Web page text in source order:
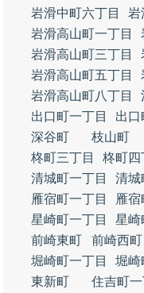
岩滑中町六丁目
岩
岩滑高山町一丁目
岩滑高山町三丁目
岩滑高山町五丁目
岩滑高山町八丁目
出口町一丁目
出口
深谷町
枝山町
柊町三丁目
柊町四
清城町一丁目
清城
雁宿町一丁目
雁宿
星崎町一丁目
星崎
前崎東町
前崎西町
堀崎町一丁目
堀崎
東新町
住吉町一